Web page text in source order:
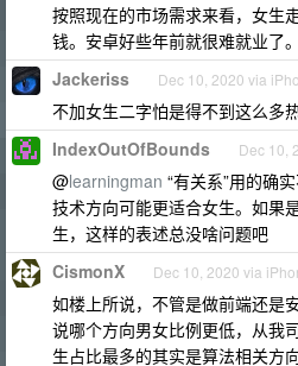
按照现在的市场需求来看，女生
钱。安卓好些年前就很难就业了。
Jackeriss Dec 10, 2020 via
不加女生二字怕是得不到这么多
IndexOutOfBounds Dec 10,
@learningman “有关系”用的确
技术方向可能更适合女生。如果
生，这样的表述总没啥问题吧
CismonX Dec 10, 2020 via
如楼上所说，不管是做前端还是
说哪个方向男女比例更低，从我
生占比最多的其实是算法相关方向